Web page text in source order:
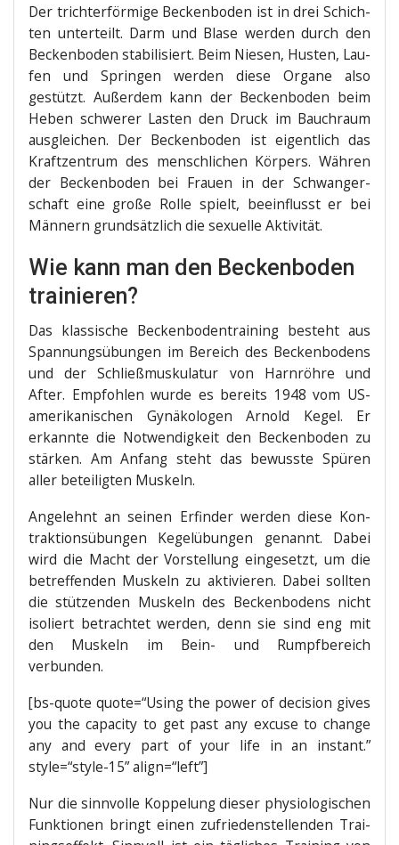
Der trich­ter­för­mi­ge Becken­bo­den ist in drei Schich­
ten unter­teilt. Darm und Bla­se wer­den durch den
Becken­bo­den sta­bi­li­siert. Beim Nie­sen, Hus­ten, Lau­
fen und Sprin­gen wer­den die­se Orga­ne also
gestützt. Außer­dem kann der Becken­bo­den beim
Heben schwe­rer Las­ten den Druck im Bauch­raum
aus­glei­chen. Der Becken­bo­den ist eigent­lich das
Kraft­zen­trum des mensch­li­chen Kör­pers. Wäh­ren
der Becken­bo­den bei Frau­en in der Schwan­ger­
schaft eine gro­ße Rol­le spielt, beein­flusst er bei
Män­nern grund­sätz­lich die sexu­el­le Aktivität.
Wie kann man den Beckenboden
trainieren?
Das klas­si­sche Becken­bo­den­trai­ning besteht aus
Span­nungs­übun­gen im Bereich des Becken­bo­dens
und der Schließ­mus­ku­la­tur von Harn­röh­re und
After. Emp­foh­len wur­de es bereits 1948 vom US-
ame­ri­ka­ni­schen Gynä­ko­lo­gen Arnold Kegel. Er
erkann­te die Not­wen­dig­keit den Becken­bo­den zu
stär­ken. Am Anfang steht das bewuss­te Spü­ren
aller betei­lig­ten Muskeln.
Ange­lehnt an sei­nen Erfin­der wer­den die­se Kon­
trak­ti­ons­übun­gen Kegel­übun­gen genannt. Dabei
wird die Macht der Vor­stel­lung ein­ge­setzt, um die
betref­fen­den Mus­keln zu akti­vie­ren. Dabei soll­ten
die stüt­zen­den Mus­keln des Becken­bo­dens nicht
iso­liert betrach­tet wer­den, denn sie sind eng mit
den Mus­keln im Bein- und Rumpf­be­reich
verbunden.
[bs-quo­te quote=“Using the power of decisi­on gives
you the capa­ci­ty to get past any excu­se to chan­ge
any and every part of your life in an instant.”
style=“style-15” align=“left”]
Nur die sinn­vol­le Kop­pe­lung die­ser phy­sio­lo­gi­schen
Funk­tio­nen bringt einen zufrie­den­stel­len­den Trai­